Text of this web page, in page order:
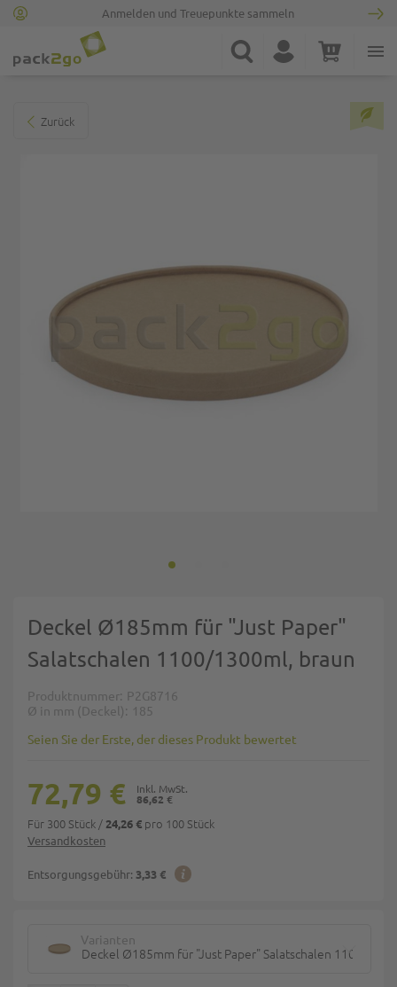
Anmelden und Treuepunkte sammeln
Suche Konto Warenkorb
Zurück
Deckel Ø185mm für "Just Paper"
Salatschalen 1100/1300ml, braun
Produktnummer P2G8716
Ø in mm (Deckel)
185
Seien Sie der Erste, der dieses Produkt bewertet
Versandkosten
Entsorgungsgebühr: 3,33 €
86,62 €
72,79 €
Für 300 Stück / 24,26 € pro 100 Stück
Varianten
Deckel Ø185mm für "Just Paper" Salatschalen 1100/